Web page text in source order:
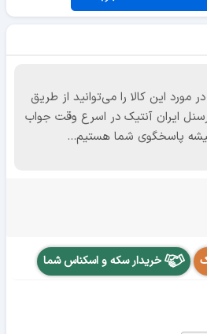
مورد این کالا را می‌توانید از طریق
ایران آنتیک در اسرع وقت جواب
پاسخگوی شما هستیم...
خریدار سکه و اسکناس شما